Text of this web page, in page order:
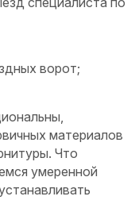
ворот;
материалов
Что
умеренной